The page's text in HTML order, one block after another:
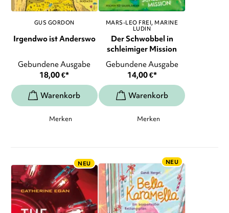
GUS GORDON
Irgendwo ist Anderswo
Gebundene Ausgabe
18,00€*
Merken
MARS-LEO FREI MARINE
LUDIN
Der Schwobbel in
schleimiger Mission
Gebundene Ausgabe
14,00€*
Merken
NEU NEU